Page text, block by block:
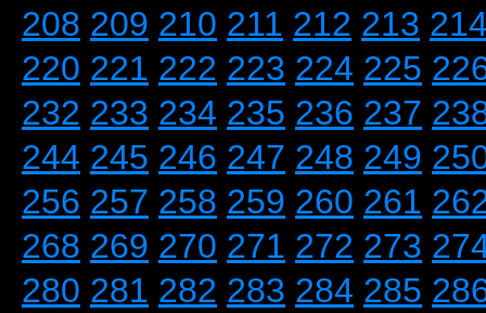
208 209 210 211 212 213
220 221 222 223 224 225
232 233 234 235 236 237
244 245 246 247 248 249
256 257 258 259 260 261
268 269 270 271 272 273
280 281 282 283 284 285